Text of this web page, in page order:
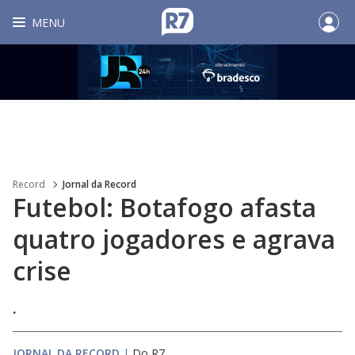
MENU
Record Jornal da Record
Futebol: Botafogo afasta
quatro jogadores e agrava
crise
.